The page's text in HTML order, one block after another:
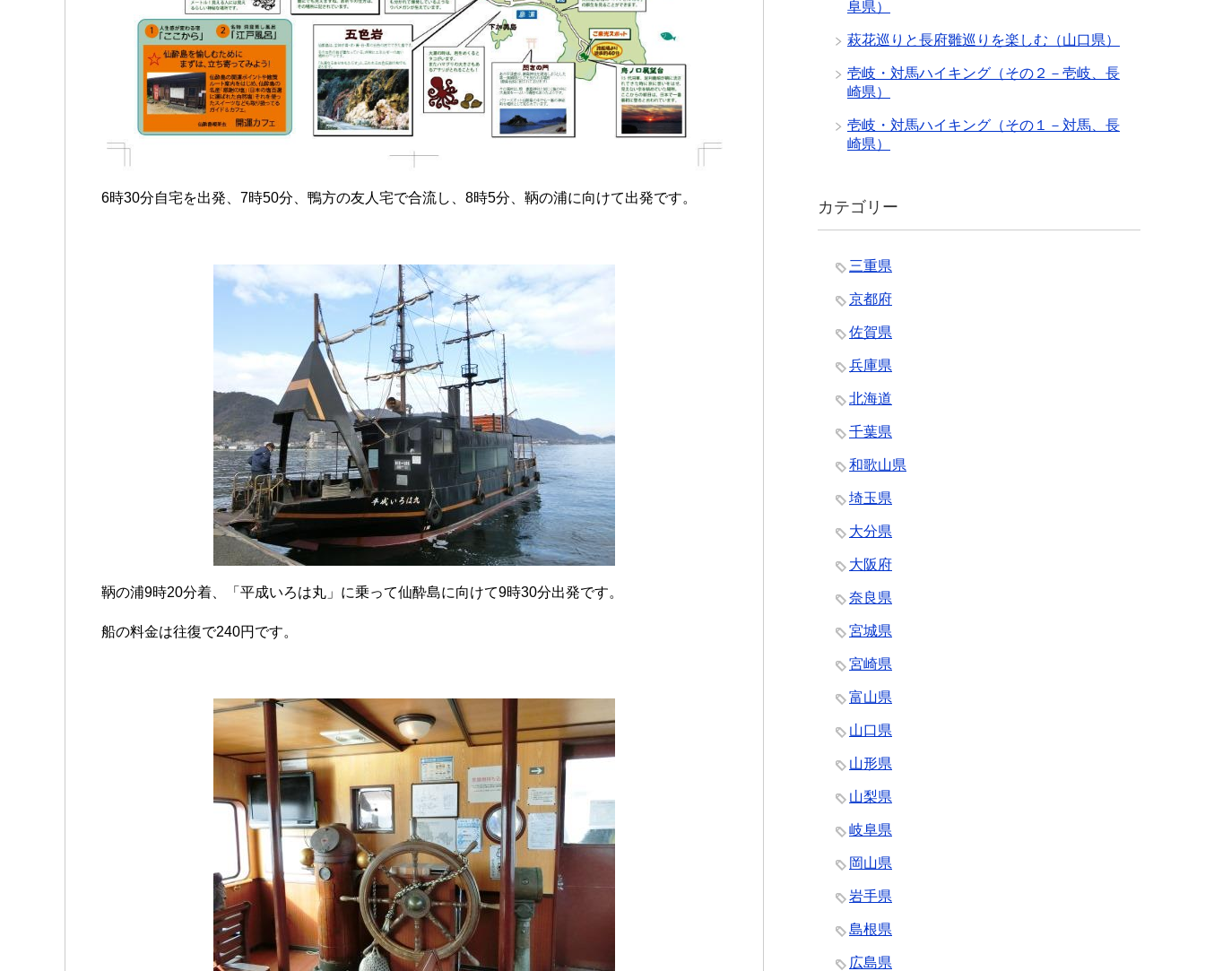
6時30分自宅を出発、7時50分、鴨方の友人宅で合流し、8時5分、鞆の浦に向けて出発です。
鞆の浦9時20分着、「平成いろは丸」に乗って仙酔島に向けて9時30分出発です。
船の料金は往復で240円です。
阜県）
萩花巡りと長府雛巡りを楽しむ（山口県）
壱岐・対馬ハイキング（その２－壱岐、長
崎県）
壱岐・対馬ハイキング（その１－対馬、長
崎県）
カテゴリー
三重県
京都府
佐賀県
兵庫県
北海道
千葉県
和歌山県
埼玉県
大分県
大阪府
奈良県
宮城県
宮崎県
富山県
山口県
山形県
山梨県
岐阜県
岡山県
岩手県
島根県
広島県